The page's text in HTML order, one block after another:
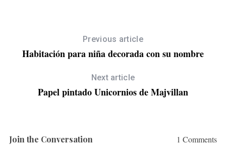
Previous article
Habitación para niña decorada con su nombre
Next article
Papel pintado Unicornios de Majvillan
Join the Conversation 1 Comments